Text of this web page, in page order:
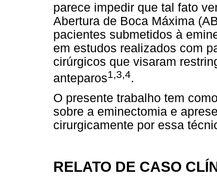
parece impedir que tal fato
Abertura de Boca Máxima
pacientes submetidos à
em estudos realizados com
cirúrgicos que visaram
anteparos1,3,4.
O presente trabalho tem
sobre a eminectomia e
cirurgicamente por essa
RELATO DE CASO